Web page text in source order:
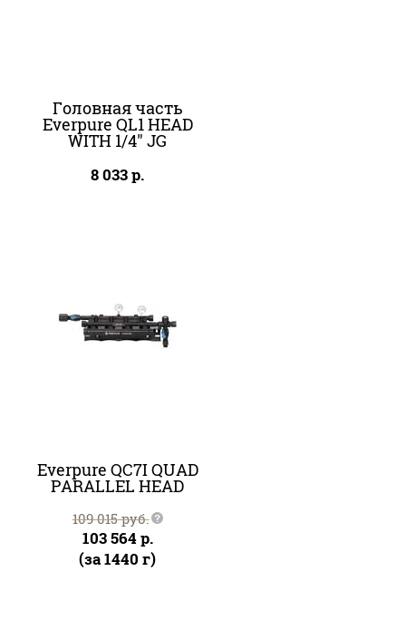
Головная часть
Everpure QL1 HEAD
WITH 1/4" JG
8 033р.
Everpure QC7I QUAD
PARALLEL HEAD
109 015руб.
103 564р.
(за 1440 г)